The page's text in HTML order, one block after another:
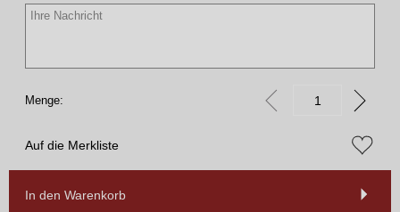
Menge:
Auf die Merkliste
In den Warenkorb